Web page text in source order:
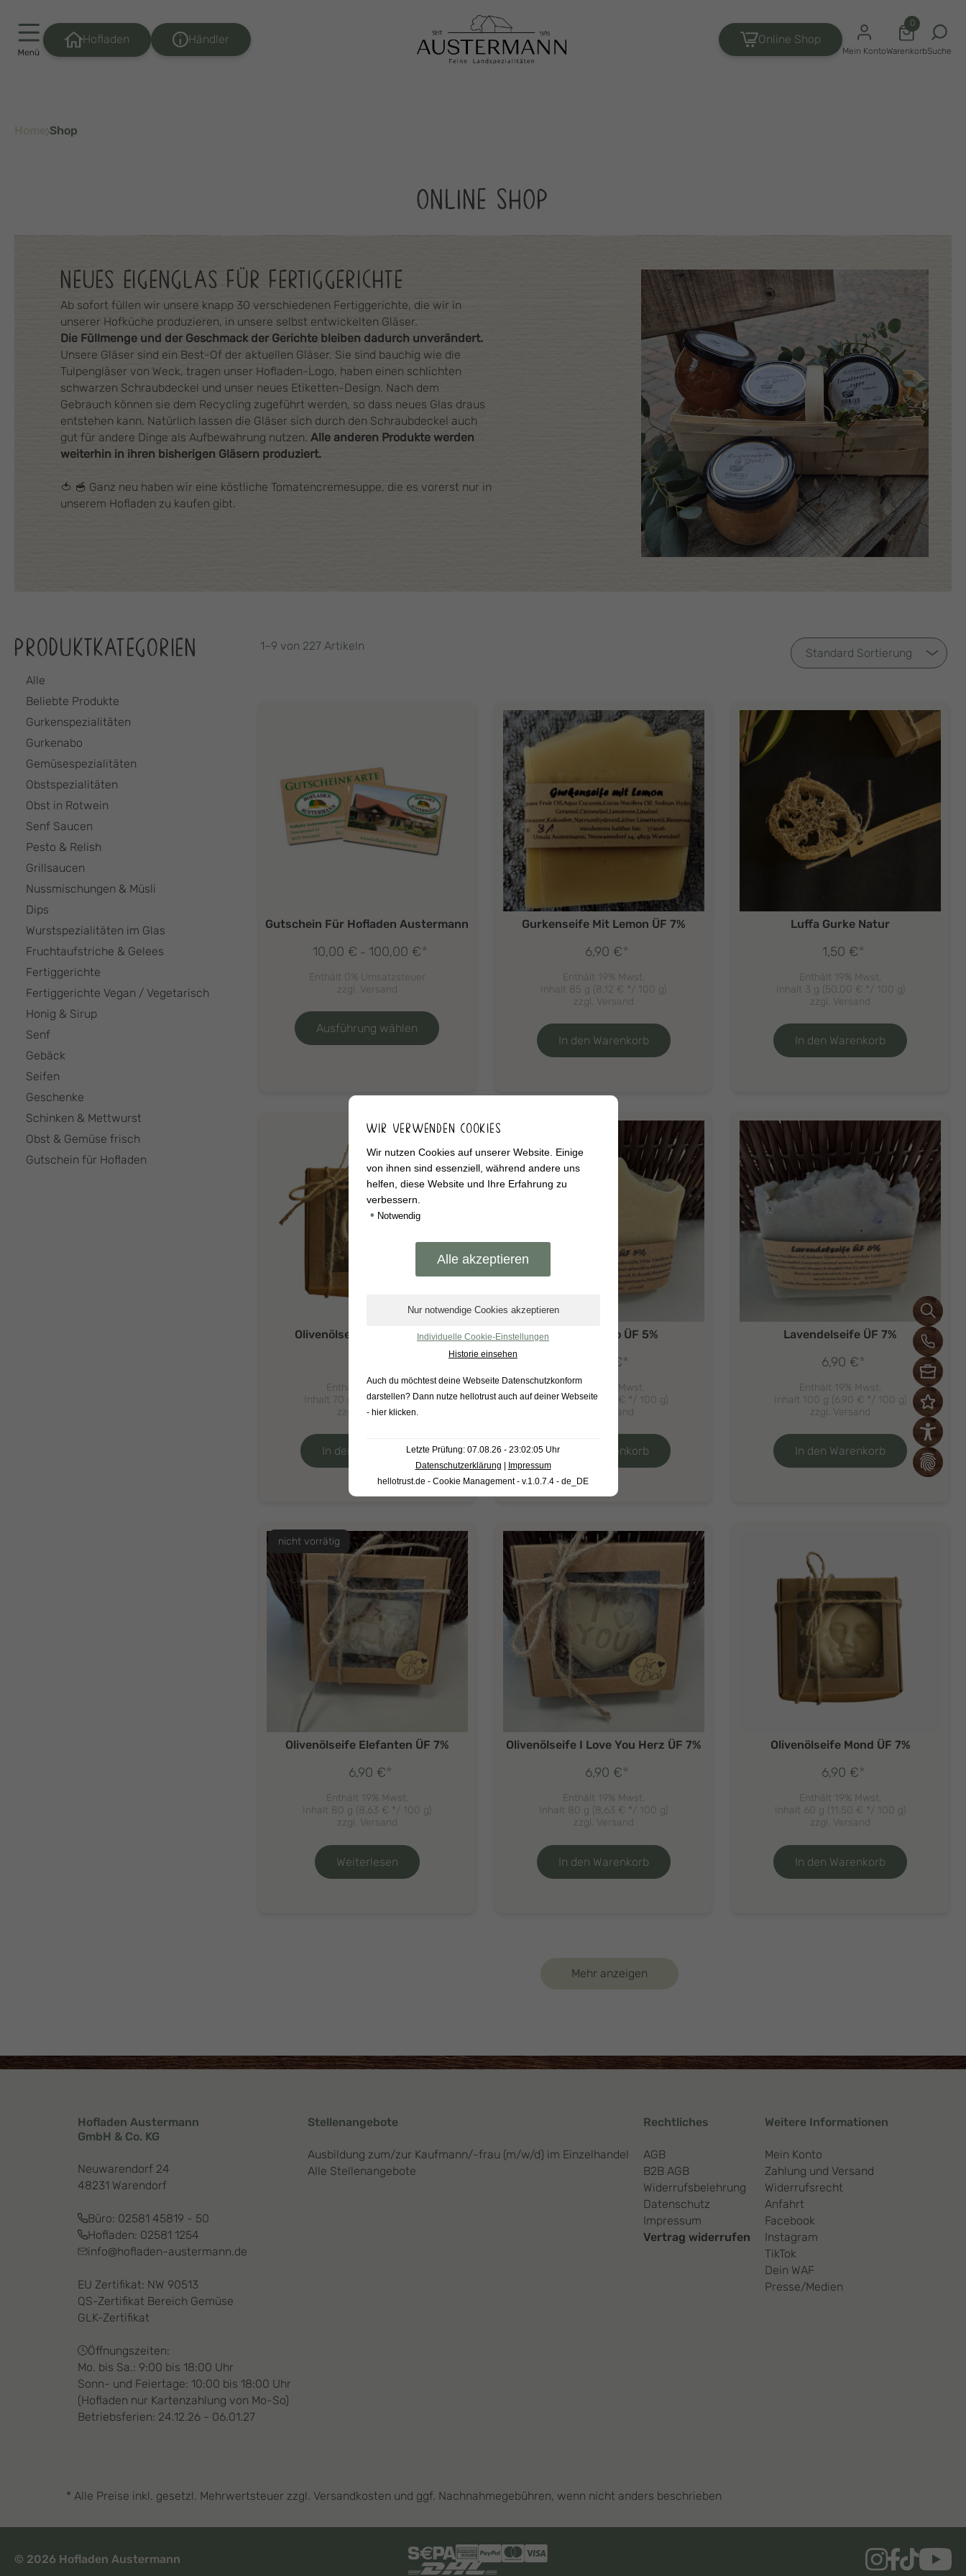
Hofladen Händler Online Shop
Mein Konto
0
WarenkorbSuche
Shop
ONLINE SHOP
NEUES EIGENGLAS FÜR FERTIGGERICHTE
Ab sofort füllen wir unsere knapp 30 verschiedenen Fertiggerichte, die wir in
unserer Hofküche produzieren, in unsere selbst entwickelten Gläser.
Die Füllmenge und der Geschmack der Gerichte bleiben dadurch unverändert.
Unsere Gläser sind ein Best-Of der aktuellen Gläser. Sie sind bauchig wie die
Tulpengläser von Weck, tragen unser Hofladen-Logo, haben einen schlichten
schwarzen Schraubdeckel und unser neues Etiketten-Design. Nach dem
Gebrauch können sie dem Recycling zugeführt werden, so dass neues Glas draus
entstehen kann. Natürlich lassen die Gläser sich durch den Schraubdeckel auch
gut für andere Dinge als Aufbewahrung nutzen. Alle anderen Produkte werden
weiterhin in ihren bisherigen Gläsern produziert.
🍅 🥣 Ganz neu haben wir eine köstliche Tomatencremesuppe, die es vorerst nur in
unserem Hofladen zu kaufen gibt.
PRODUKTKATEGORIEN
Alle
Beliebte Produkte
Gurkenspezialitäten
Gurkenabo
Gemüsespezialitäten
Obstspezialitäten
Obst in Rotwein
Senf Saucen
Pesto & Relish
Grillsaucen
Nussmischungen & Müsli
Dips
Wurstspezialitäten im Glas
Fruchtaufstriche & Gelees
Fertiggerichte
Fertiggerichte Vegan / Vegetarisch
Honig & Sirup
Senf
Gebäck
Seifen
Geschenke
Schinken & Mettwurst
Obst & Gemüse frisch
Gutschein für Hofladen
1–9 von 227 Artikeln
Gutschein Für Hofladen Austermann
10,00 € – 100,00 €Preisspanne:
bis
*
Enthält 0% Umsatzsteuer
zzgl. Versand
Ausführung wählen
weist
können
auf
der
Produktseite
Gurkenseife Mit Lemon ÜF 7%
6,90 €*
Enthält 19% Mwst.
Inhalt 85 g (8,12 € */ 100 g)
zzgl. Versand
In den Warenkorb
Luffa Gurke Natur
1,50 €*
Enthält 19% Mwst.
Inhalt 3 g (50,00 € */ 100 g)
zzgl. Versand
In den Warenkorb
Olivenölseife Blume ÜF 7%
Enthält 19% Mwst.
Inhalt 70 g (
9,86€*/ 100 g)
zzgl.
Versand
In den Warenkorb
Biershampoo ÜF 5%
€*
Enthält 19% Mwst.
Inhalt 80 g (8,63 € */ 100 g)
Versand
In den Warenkorb
Lavendelseife ÜF 7%
6,90 €*
Enthält 19% Mwst.
Inhalt 100 g (6,90 € */ 100 g)
zzgl. Versand
In den Warenkorb
nicht vorrätig
Olivenölseife Elefanten ÜF 7%
6,90 €*
Enthält 19% Mwst.
Inhalt 80 g (8,63 € */ 100 g)
zzgl. Versand
Weiterlesen
Olivenölseife I Love You Herz ÜF 7%
6,90 €*
Enthält 19% Mwst.
Inhalt 80 g (8,63 € */ 100 g)
zzgl. Versand
In den Warenkorb
Olivenölseife Mond ÜF 7%
6,90 €*
Enthält 19% Mwst.
Inhalt 60 g (11,50 € */ 100 g)
zzgl. Versand
In den Warenkorb
Mehr anzeigen
Hofladen Austermann
GmbH & Co. KG
Neuwarendorf 24
48231 Warendorf
Büro: 02581 45819 - 50
Hofladen: 02581 1254
info@hofladen-austermann.de
EU Zertifikat: NW 90513
QS-Zertifikat Bereich Gemüse
GLK-Zertifikat
Öffnungszeiten:
Mo. bis Sa.: 9:00 bis 18:00 Uhr
Sonn- und Feiertage: 10:00 bis 18:00 Uhr
(Hofladen nur Kartenzahlung von Mo-So)
Betriebsferien: 24.12.26 - 06.01.27
Stellenangebote
Ausbildung zum/zur Kaufmann/-frau (m/w/d) im Einzelhandel
Alle Stellenangebote
Rechtliches
AGB
B2B AGB
Widerrufsbelehrung
Datenschutz
Impressum
Vertrag widerrufen
Weitere Informationen
Mein Konto
Zahlung und Versand
Widerrufsrecht
Anfahrt
Facebook
Instagram
TikTok
Dein WAF
Presse/Medien
* Alle Preise inkl. gesetzl. Mehrwertsteuer zzgl. Versandkosten und ggf. Nachnahmegebühren, wenn nicht anders beschrieben
© 2026 Hofladen Austermann
WIR VERWENDEN COOKIES
Wir nutzen Cookies auf unserer Website. Einige
von ihnen sind essenziell, während andere uns
helfen, diese Website und Ihre Erfahrung zu
verbessern.
• Notwendig
Individuelle Cookie-Einstellungen
Historie einsehen
Auch du möchtest deine Webseite Datenschutzkonform
darstellen? Dann nutze hellotrust auch auf deiner Webseite
- hier klicken.
Letzte Prüfung: 07.08.26 - 23:02:05 Uhr
Datenschutzerklärung
Impressum
hellotrust.de - Cookie Management - v.1.0.7.4 - de_DE